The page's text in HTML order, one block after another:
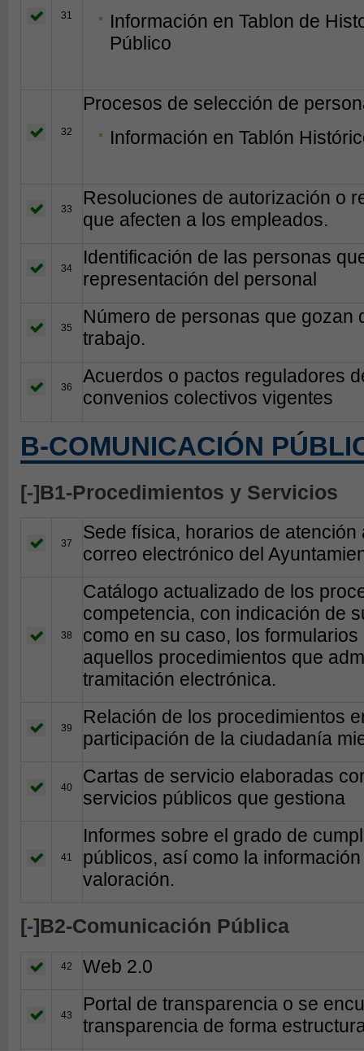
31
Información en Tablon de
Público
32
Procesos de selección de
Información en Tablón
33
Resoluciones de autorización o
que afecten a los empleados.
34
Identificación de las personas
representación del personal
35
Número de personas que gozan
trabajo.
36
Acuerdos o pactos reguladores
convenios colectivos vigentes
B-COMUNICACIÓN
[-]B1-Procedimientos y Servicios
37
Sede física, horarios de
correo electrónico del
38
Catálogo actualizado de los
competencia, con indicación de
como en su caso, los
aquellos procedimientos que
tramitación electrónica.
39
Relación de los procedimientos
participación de la ciudadanía
40
Cartas de servicio elaboradas
servicios públicos que gestiona
41
Informes sobre el grado de
públicos, así como la
valoración.
[-]B2-Comunicación Pública
42 Web 2.0
43
Portal de transparencia o se
transparencia de forma